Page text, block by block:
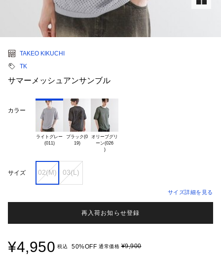
TAKEO KIKUCHI
TK
サマーメッシュアンサンブル
カラー
ライトグレー
(011)
ブラック(0
19)
オリーブグリ
ーン(026
)
サイズ 02(M) 03(L)
サイズ詳細を見る
再入荷お知らせ登録
¥4,950 税込 50%OFF 通常価格¥9,900